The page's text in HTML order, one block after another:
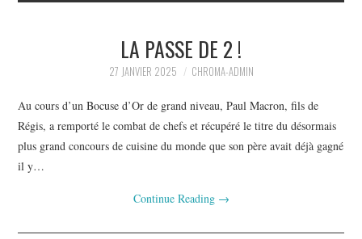
LA PASSE DE 2 !
27 JANVIER 2025 CHROMA-ADMIN
Au cours d’un Bocuse d’Or de grand niveau, Paul Macron, fils de
Régis, a remporté le combat de chefs et récupéré le titre du désormais
plus grand concours de cuisine du monde que son père avait déjà gagné
il y…
Continue Reading →